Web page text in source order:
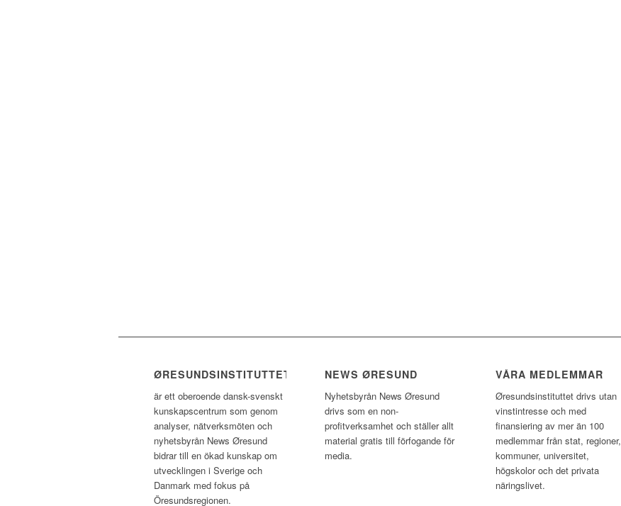
ØRESUNDSINSTITUTTET
är ett oberoende dansk-svenskt
kunskapscentrum som genom
analyser, nätverksmöten och
nyhetsbyrån News Øresund
bidrar till en ökad kunskap om
utvecklingen i Sverige och
Danmark med fokus på
Öresundsregionen.
NEWS ØRESUND
Nyhetsbyrån News Øresund
drivs som en non-
profitverksamhet och ställer allt
material gratis till förfogande för
media.
VÅRA MEDLEMMAR
Øresundsinstituttet drivs utan
vinst­intresse och med
finansiering av mer än 100
medlemmar från stat, regioner,
kommuner, universitet,
högskolor och det privata
näringslivet.